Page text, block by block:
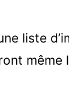
liste
même